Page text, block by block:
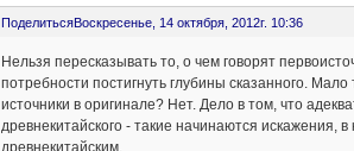
ПоделитьсяВоскресенье, 14 октября, 2012г. 10:36
Нельзя пересказывать то, о чем говорят
потребности постигнуть глубины сказанного.
источники в оригинале? Нет. Дело в том, что
древнекитайского - такие начинаются искажения,
древнекитайским.